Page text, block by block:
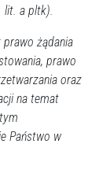
lit. a pltk).
prawo żądania
prawo
oraz
na temat
Państwo w